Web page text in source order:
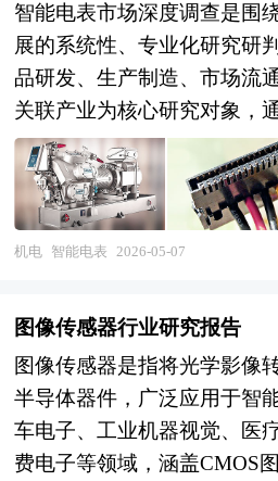
智能电表市场深度调查是围
展的系统性、专业化研究研
品研发、生产制造、市场流
关联产业为核心研究对象，
梳理分析与深度研判，厘清
局、竞争态势及深层发展动
别于普通浅层市场摸底，其
据局限，聚焦行业隐性痛点
网与能源数字化产业研究领
体。 智能电表市场深度调查
进、能源数字化转型及电力
的行业调研根基与广泛的应
电力计量、数据采集与能源
机电 智能电表 2026-05-07
图像传感器行业研究报告
图像传感器是指将光学影像
半导体器件，广泛应用于智
车电子、工业机器视觉、医
费电子等领域，涵盖CMOS